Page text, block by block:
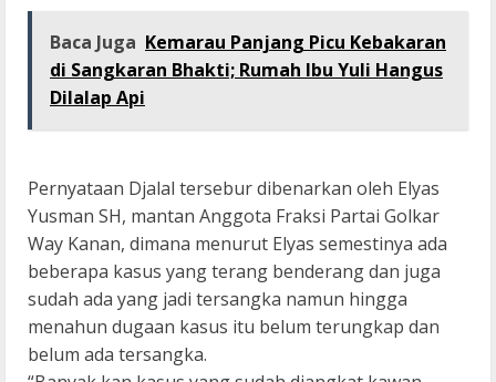
Baca Juga Kemarau Panjang Picu Kebakaran
di Sangkaran Bhakti; Rumah Ibu Yuli Hangus
Dilalap Api
Pernyataan Djalal tersebur dibenarkan oleh Elyas
Yusman SH, mantan Anggota Fraksi Partai Golkar
Way Kanan, dimana menurut Elyas semestinya ada
beberapa kasus yang terang benderang dan juga
sudah ada yang jadi tersangka namun hingga
menahun dugaan kasus itu belum terungkap dan
belum ada tersangka.